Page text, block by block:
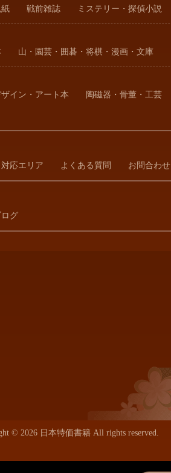
戦前雑誌 ミステリー・探偵小説
山・園芸・囲碁・将棋・漫画・文庫
イン・アート本 陶磁器・骨董・工芸
対応エリア よくある質問 お問合わせ
グ
© 2026 日本特価書籍 All rights reserved.